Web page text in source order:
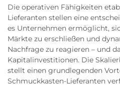
Die operativen Fähigkeiten
Lieferanten stellen eine
es Unternehmen ermöglicht,
Märkte zu erschließen und
Nachfrage zu reagieren – und
Kapitalinvestitionen. Die
stellt einen grundlegenden
Schmuckkasten-Lieferanten